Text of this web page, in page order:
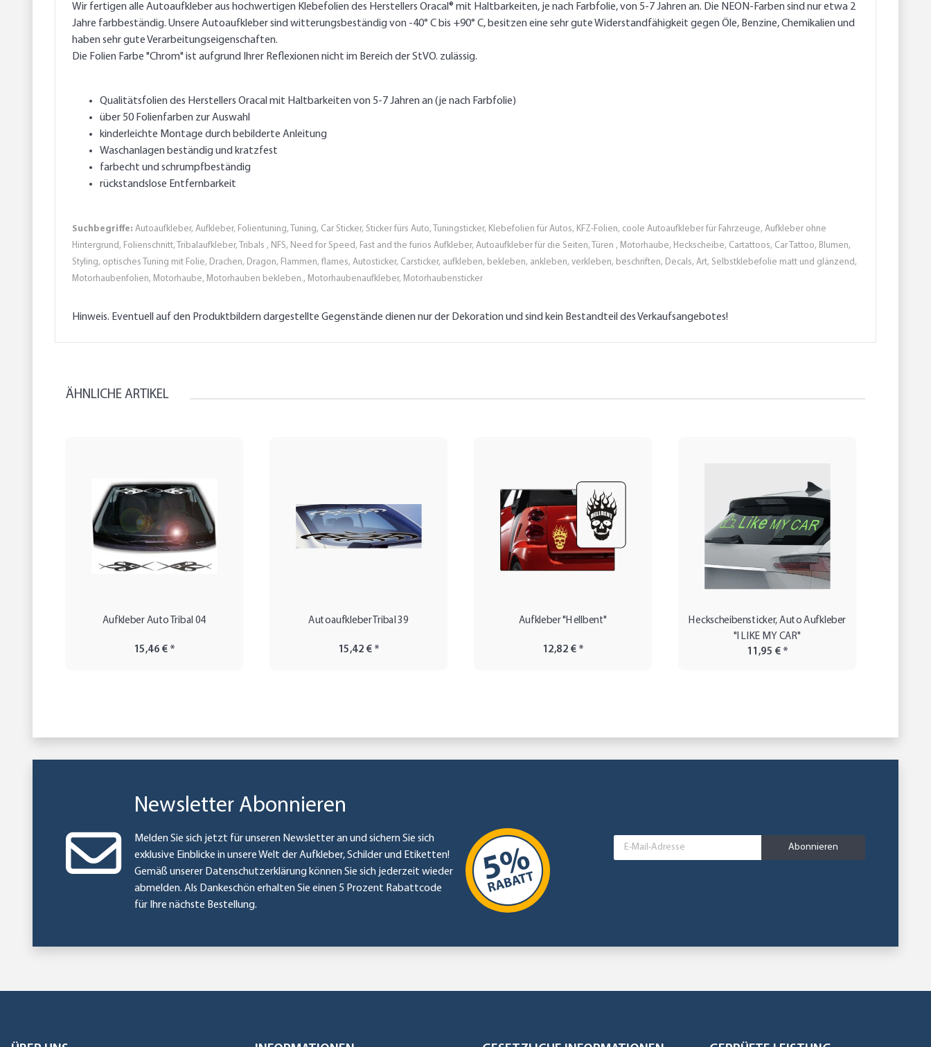
Wir fertigen alle Autoaufkleber aus hochwertigen Klebefolien des Herstellers Oracal® mit Haltbarkeiten, je nach Farbfolie, von 5-7 Jahren an. Die NEON-Farben sind nur etwa 2
Jahre farbbeständig. Unsere Autoaufkleber sind witterungsbeständig von -40° C bis +90° C, besitzen eine sehr gute Widerstandfähigkeit gegen Öle, Benzine, Chemikalien und
haben sehr gute Verarbeitungseigenschaften.
Die Folien Farbe "Chrom" ist aufgrund Ihrer Reflexionen nicht im Bereich der StVO. zulässig.
Qualitätsfolien des Herstellers Oracal mit Haltbarkeiten von 5-7 Jahren an (je nach Farbfolie)
über 50 Folienfarben zur Auswahl
kinderleichte Montage durch bebilderte Anleitung
Waschanlagen beständig und kratzfest
farbecht und schrumpfbeständig
rückstandslose Entfernbarkeit
Suchbegriffe: Autoaufkleber, Aufkleber, Folientuning, Tuning, Car Sticker, Sticker fürs Auto, Tuningsticker, Klebefolien für Autos, KFZ-Folien, coole Autoaufkleber für Fahrzeuge, Aufkleber ohne
Hintergrund, Folienschnitt, Tribalaufkleber, Tribals , NFS, Need for Speed, Fast and the furios Aufkleber, Autoaufkleber für die Seiten, Türen , Motorhaube, Heckscheibe, Cartattoos, Car Tattoo, Blumen,
Styling, optisches Tuning mit Folie, Drachen, Dragon, Flammen, flames, Autosticker, Carsticker, aufkleben, bekleben, ankleben, verkleben, beschriften, Decals, Art, Selbstklebefolie matt und glänzend,
Motorhaubenfolien, Motorhaube, Motorhauben bekleben., Motorhaubenaufkleber, Motorhaubensticker
Hinweis. Eventuell auf den Produktbildern dargestellte Gegenstände dienen nur der Dekoration und sind kein Bestandteil des Verkaufsangebotes!
ÄHNLICHE ARTIKEL
Aufkleber Auto Tribal 04
15,46 € *
Autoaufkleber Tribal 39
15,42 € *
Aufkleber "Hellbent"
12,82 € *
Heckscheibensticker, Auto Aufkleber
"I LIKE MY CAR"
11,95 € *
Newsletter Abonnieren
Melden Sie sich jetzt für unseren Newsletter an und sichern Sie sich
exklusive Einblicke in unsere Welt der Aufkleber, Schilder und Etiketten!
Gemäß unserer Datenschutzerklärungkönnen Sie sich jederzeit wieder
abmelden. Als Dankeschön erhalten Sie einen 5 Prozent Rabattcode
für Ihre nächste Bestellung.
Abonnieren